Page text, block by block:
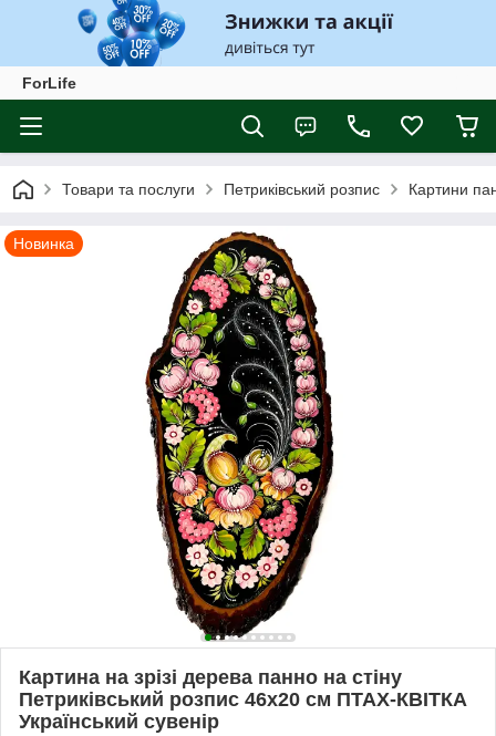
ForLife
Товари та послуги Петриківський розпис Картини
Новинка
Картина на зрізі дерева панно на стіну
Петриківський розпис 46x20 см ПТАХ-КВІТКА
Український сувенір